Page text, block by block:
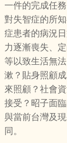
一件的完成任
對失智症的所
症患者的病況
力逐漸喪失、
等以致生活無
漱？貼身照顧
來照顧？社會
接受？昭子面
與當前台灣及
同。